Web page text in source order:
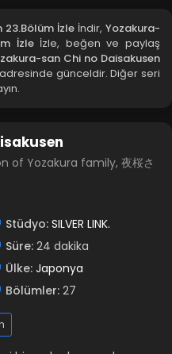
no Daisakusen 20.Bölüm İzle
Chi no Daisakusen 20.Bölüm İzle -
no Daisakusen 19.Bölüm İzle
no Daisakusen 18.Bölüm İzle
Daisakusen 17.Bölüm İzle
Chi no Daisakusen 17.Bölüm İzle -
Daisakusen 16.Bölüm İzle
Chi no Daisakusen 16.Bölüm İzle -
23.Bölüm İzle İndir, Yozakura-
İzleİzle, beğen ve paylaş
san Chi no Daisakusen
günceldir. Diğer seri
of Yozakura family, 夜桜さ
Stüdyo: SILVER LINK.
Süre: 24 dakika
Ülke: Japonya
Bölümler: 27